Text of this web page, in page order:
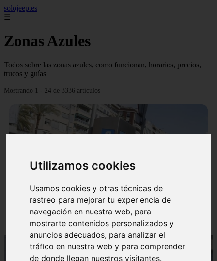
Utilizamos cookies
Usamos cookies y otras técnicas de
rastreo para mejorar tu experiencia de
navegación en nuestra web, para
mostrarte contenidos personalizados y
anuncios adecuados, para analizar el
tráfico en nuestra web y para comprender
de donde llegan nuestros visitantes.
solojeep.es
☰
Zonas Azules
Todos sobre las zonas azules, como funcionan, horarios, precios,
trucos y guías
Mostrando 1 - 24 de 3336 artículos
▷ Zona Azul Córdoba 《 Horarios y Tarifas 2024 》